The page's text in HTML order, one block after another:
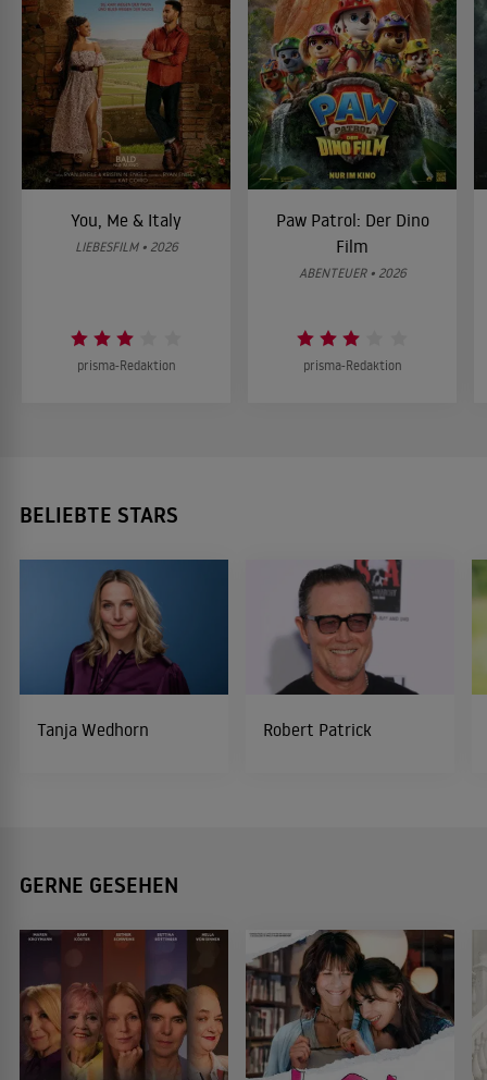
You, Me & Italy
LIEBESFILM • 2026
prisma-Redaktion
Paw Patrol: Der Dino
Film
ABENTEUER • 2026
prisma-Redaktion
BELIEBTE STARS
Tanja Wedhorn Robert Patrick
GERNE GESEHEN